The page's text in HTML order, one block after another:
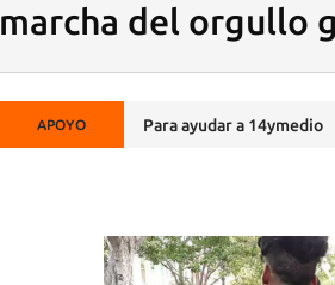
marcha del orgullo
APOYO Para ayudar a 14ymedio